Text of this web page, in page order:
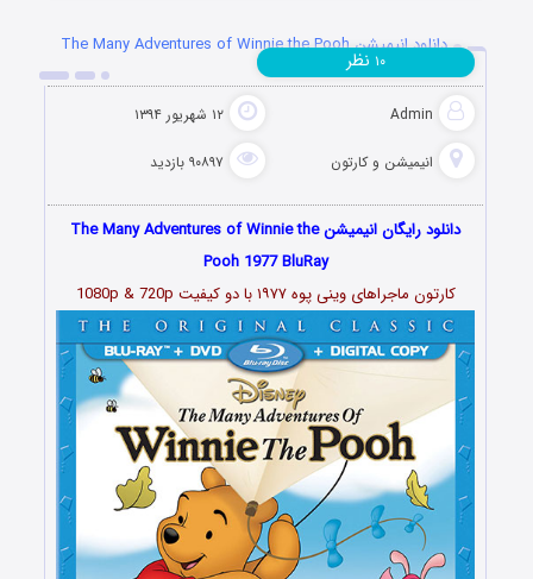
دانلود انیمیشن The Many Adventures of Winnie the Pooh
1977
Admin ۱۲ شهریور ۱۳۹۴
انیمیشن و کارتون ۹۰۸۹۷ بازدید
۱۰ نظر
دانلود رایگان انیمیشن The Many Adventures of Winnie the
Pooh 1977 BluRay
کارتون ماجراهای وینی پوه ۱۹۷۷ با دو کیفیت 1080p & 720p